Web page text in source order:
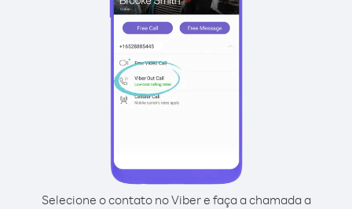
Selecione o contato no Viber e faça a chamada a